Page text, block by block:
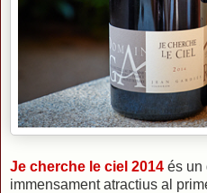
Je cherche le ciel 2014 és un
immensament atractius al